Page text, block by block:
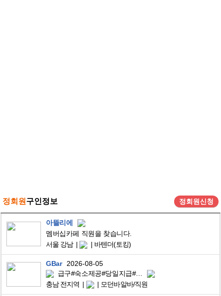
정회원 구인정보 정회원신청
아뜰리에
멤버십카페 직원을 찾습니다.
서울 강남
바텐더(토킹)
GBar
2026-08-05
급구#숙소제공#당일지급#주급가능#친구랑
충남 전지역
모던바알바/직원